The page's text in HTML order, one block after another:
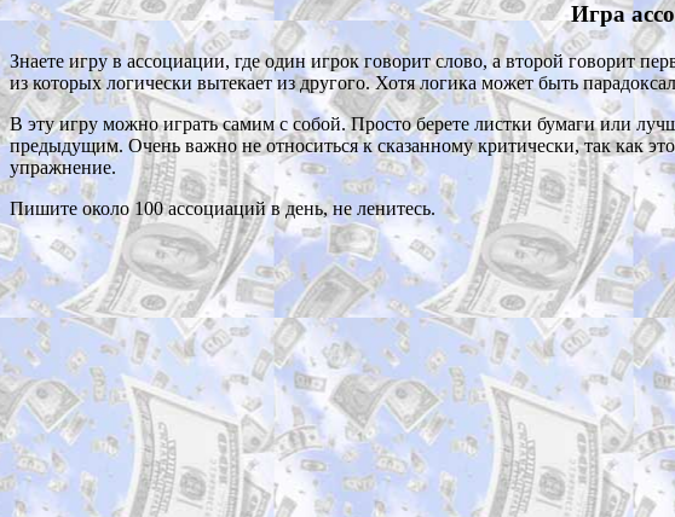
Игра
Знаете игру в ассоциации, где один игрок говорит слово, а второй говорит
из которых логически вытекает из другого. Хотя логика может быть
В эту игру можно играть самим с собой. Просто берете листки бумаги или
предыдущим. Очень важно не относиться к сказанному критически, так как
упражнение.
Пишите около 100 ассоциаций в день, не ленитесь.